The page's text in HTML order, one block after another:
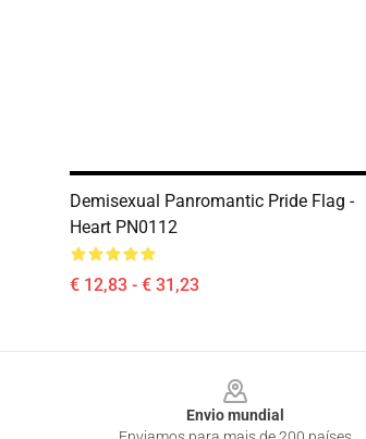
Demisexual Panromantic Pride Flag -
Heart PN0112
€ 12,83 - € 31,23
Envio mundial